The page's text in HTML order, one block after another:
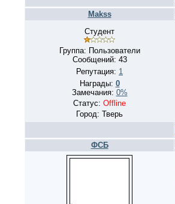
Makss
Студент
Группа: Пользователи
Сообщений: 43
Репутация: 1
Награды: 0
Замечания: 0%
Статус: Offline
Город: Тверь
ФСБ